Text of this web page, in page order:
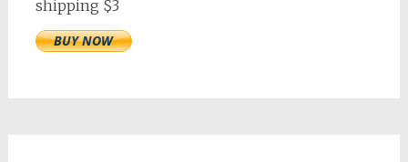
shipping $3